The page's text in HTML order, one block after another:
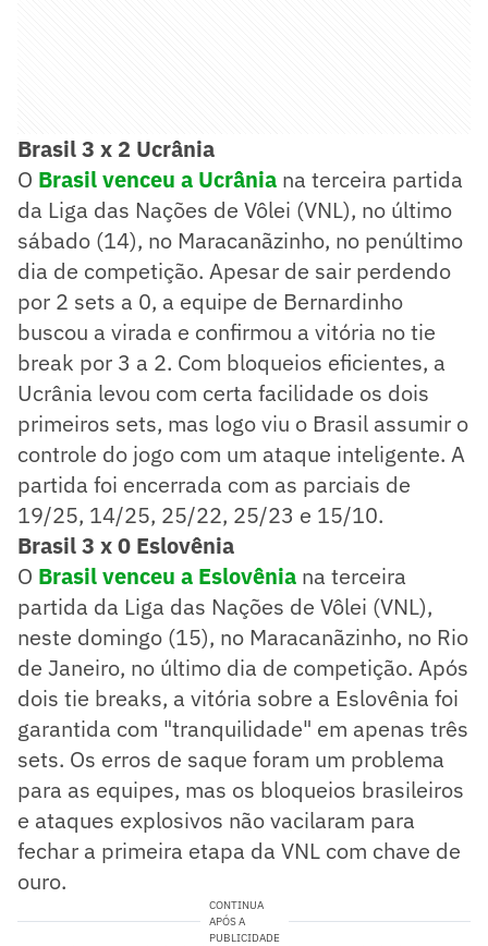
Brasil 3 x 2 Ucrânia
O Brasil venceu a Ucrânia na terceira partida
da Liga das Nações de Vôlei (VNL), no último
sábado (14), no Maracanãzinho, no penúltimo
dia de competição. Apesar de sair perdendo
por 2 sets a 0, a equipe de Bernardinho
buscou a virada e confirmou a vitória no tie
break por 3 a 2. Com bloqueios eficientes, a
Ucrânia levou com certa facilidade os dois
primeiros sets, mas logo viu o Brasil assumir o
controle do jogo com um ataque inteligente. A
partida foi encerrada com as parciais de
19/25, 14/25, 25/22, 25/23 e 15/10.
Brasil 3 x 0 Eslovênia
O Brasil venceu a Eslovênia na terceira
partida da Liga das Nações de Vôlei (VNL),
neste domingo (15), no Maracanãzinho, no Rio
de Janeiro, no último dia de competição. Após
dois tie breaks, a vitória sobre a Eslovênia foi
garantida com "tranquilidade" em apenas três
sets. Os erros de saque foram um problema
para as equipes, mas os bloqueios brasileiros
e ataques explosivos não vacilaram para
fechar a primeira etapa da VNL com chave de
ouro.
CONTINUA
APÓS A
PUBLICIDADE